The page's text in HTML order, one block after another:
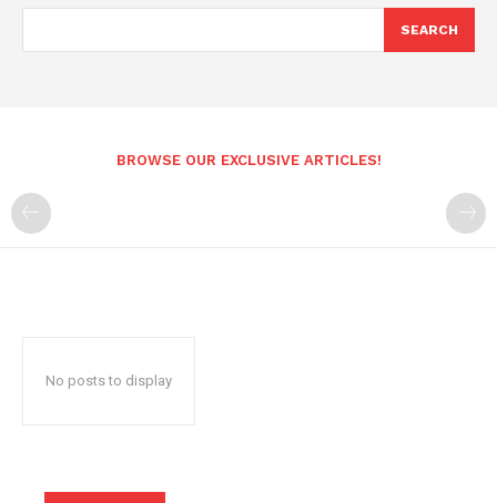
SEARCH
BROWSE OUR EXCLUSIVE ARTICLES!
No posts to display